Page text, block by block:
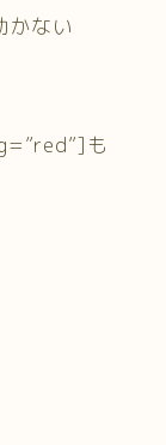
かない
も